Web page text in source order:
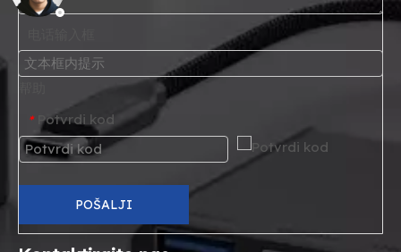
* Potvrdi kod
POŠALJI